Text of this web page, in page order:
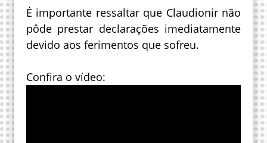
É importante ressaltar que Claudionir não
pôde prestar declarações imediatamente
devido aos ferimentos que sofreu.
Confira o vídeo: